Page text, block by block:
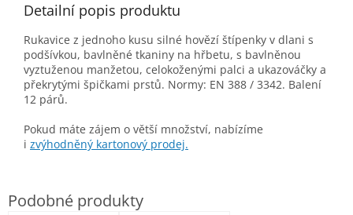
Detailní popis produktu
Rukavice z jednoho kusu silné hovězí štípenky v dlani s
podšívkou, bavlněné tkaniny na hřbetu, s bavlněnou
vyztuženou manžetou, celokoženými palci a ukazováčky a
překrytými špičkami prstů. Normy: EN 388 / 3342. Balení
12 párů.
Pokud máte zájem o větší množství, nabízíme
i zvýhodněný kartonový prodej.